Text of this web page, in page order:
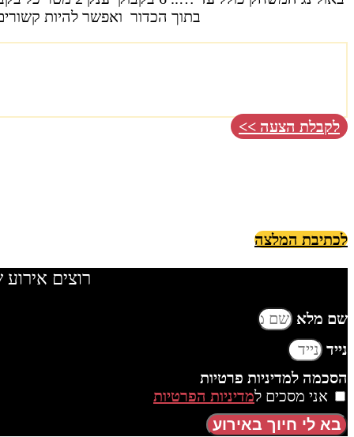
בתוך הכדור ואפשר להיות
לקבלת הצעה >>
לכתיבת המלצה
רוצים
שם מלא
נייד
הסכמה למדיניות פרטיות
אני מסכים למדיניות הפרטיות
בא לי חיוך באירוע